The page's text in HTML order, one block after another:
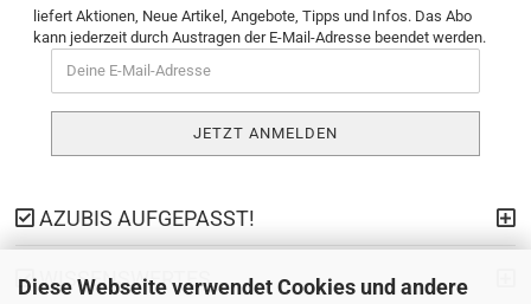
Diese Webseite verwendet Cookies und andere
liefert Aktionen, Neue Artikel, Angebote, Tipps und Infos. Das Abo
kann jederzeit durch Austragen der E-Mail-Adresse beendet werden.
AZUBIS AUFGEPASST!
WISSENSWERTES